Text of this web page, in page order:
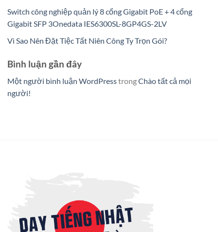
Switch công nghiệp quản lý 8 cổng Gigabit PoE + 4 cổng
Gigabit SFP 3Onedata IES6300SL-8GP4GS-2LV
Vì Sao Nên Đặt Tiệc Tất Niên Công Ty Trọn Gói?
Bình luận gần đây
Một người bình luận WordPresstrongChào tất cả mọi
người!